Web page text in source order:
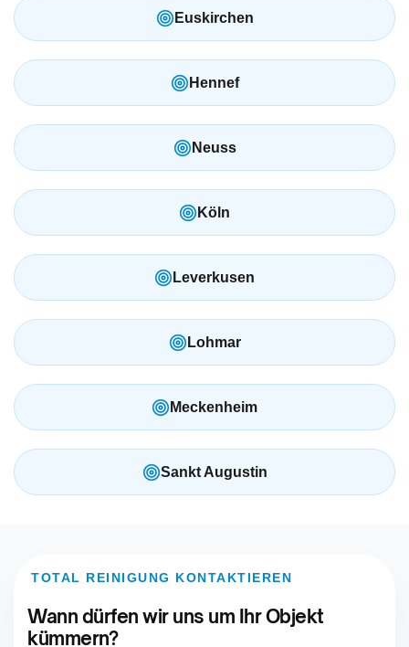
Euskirchen
Hennef
Neuss
Köln
Leverkusen
Lohmar
Meckenheim
Sankt Augustin
TOTAL REINIGUNG KONTAKTIEREN
Wann dürfen wir uns um Ihr Objekt
kümmern?